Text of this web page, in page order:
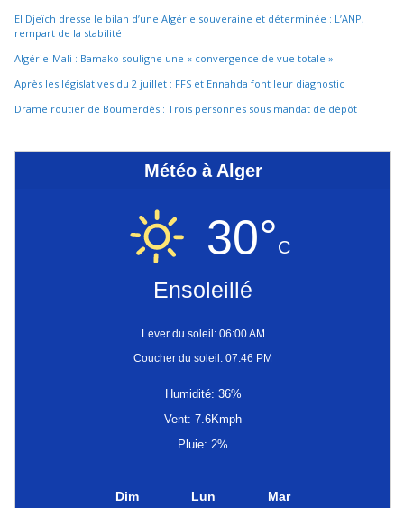
El Djeïch dresse le bilan d’une Algérie souveraine et déterminée : L’ANP,
rempart de la stabilité
Algérie-Mali : Bamako souligne une « convergence de vue totale »
Après les législatives du 2 juillet : FFS et Ennahda font leur diagnostic
Drame routier de Boumerdès : Trois personnes sous mandat de dépôt
Météo à Alger
30°C
Ensoleillé
Lever du soleil: 06:00 AM
Coucher du soleil: 07:46 PM
Humidité: 36%
Vent: 7.6Kmph
Pluie: 2%
Dim Lun Mar